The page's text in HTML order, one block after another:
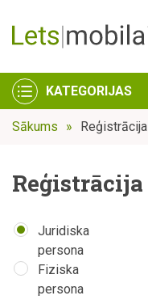
KATEGORIJAS
Sākums Reģistrācija
Reģistrācija
Juridiska
persona
Fiziska
persona